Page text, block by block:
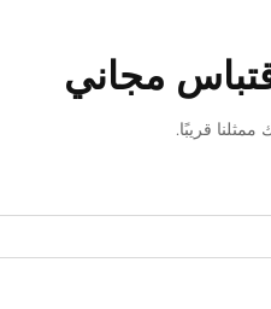
مجاني
قريبًا.